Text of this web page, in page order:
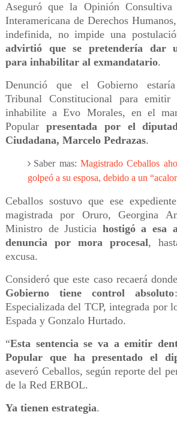
Aseguró que la Opinión
Interamericana de Derechos
indefinida, no impide una
advirtió que se pretendería dar
para inhabilitar al exmandatario.
Denunció que el Gobierno
Tribunal Constitucional para emitir
inhabilite a Evo Morales, en el
Popular presentada por el
Ciudadana, Marcelo Pedrazas.
Saber mas:Magistrado Ceballos
golpeó a su esposa, debido a un
Ceballos sostuvo que ese
magistrada por Oruro, Georgina
Ministro de Justicia hostigó a esa
denuncia por mora procesal,
excusa.
Consideró que este caso recaerá
Gobierno tiene control absoluto
Especializada del TCP, integrada por
Espada y Gonzalo Hurtado.
“Esta sentencia se va a emitir
Popular que ha presentado el
aseveró Ceballos, según reporte del
de la Red ERBOL.
Ya tienen estrategia.